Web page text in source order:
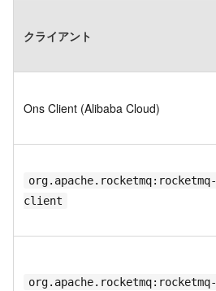
クライアント
Ons Client (Alibaba Cloud)
org.apache.rocketmq:rocketmq-
client
org.apache.rocketmq:rocketmq-